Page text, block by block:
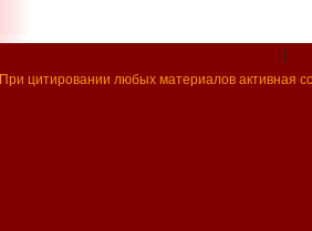
При цитировании любых материалов активная